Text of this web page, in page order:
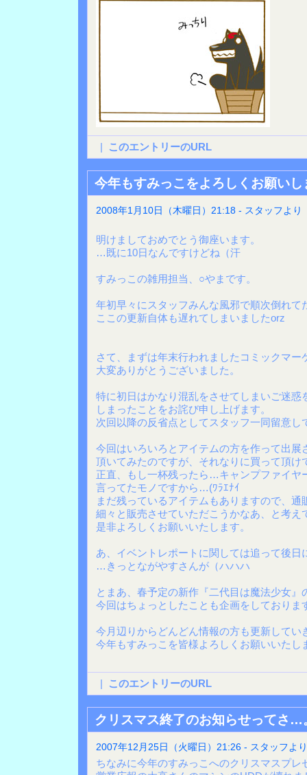
| このエントリーのURL
今年もすみっこをよろしくお願いし
2008年1月10日（木曜日）21:18 - スタッフより
明けましておめでとう御座います。
…既に10日なんですけどね（汗
すみっこの雑用担当、○やまです。
年初早々にスタッフみんな風邪で順次倒れて
ここの更新自体も遅れてしまいましたorz
さて、まずは年末行われましたコミックマー
大変ありがとうございました。
特に初日はかなり混乱をさせてしまいご迷惑
しまったことをお詫び申し上げます。
次回以降の反省点としてスタッフ一同留意し
今回はいろいろとアイテムの方を作って出展
頂いてみたのですが、それなりに買って頂け
正直、もし一杯残ったら…キャンプファイヤ
言ってたモノですから…(ﾜﾗｴﾅｲ
まだ残っているアイテムもありますので、通
細々と販売させていただこうかなあ、と考え
是非よろしくお願いいたします。
あ、イベントレポートに関しては追って後日
…きっとながやすさんが（ハハハ
とまあ、春予定の新作『二代目は魔法少女』
今回はちょっとしたことも企画をしておりま
今月辺りからどんどん情報の方も更新してい
今年もすみっこを皆様よろしくお願いいたし
| このエントリーのURL
クリスマス終了のお知らせってさ…
2007年12月25日（火曜日）21:26 - スタッフより
ちなみに今年のすみっこへのクリスマスプレ